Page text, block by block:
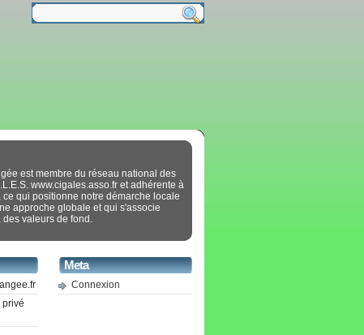
est membre du réseau national des
www.cigales.asso.fr et adhérente à
ce qui positionne notre démarche locale
approche globale et qui s'associe
des valeurs de fond.
privé
Meta
Connexion